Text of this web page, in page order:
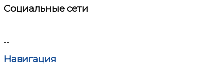
Социальные сети
Навигация